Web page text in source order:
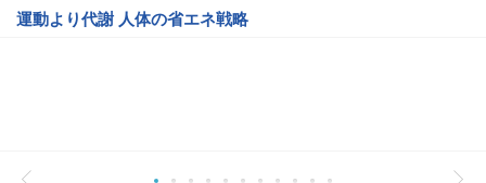
運動より代謝 人体の省エネ戦略